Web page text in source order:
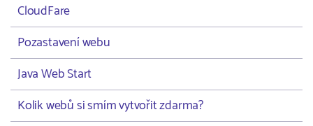
CloudFare
Pozastavení webu
Java Web Start
Kolik webů si smím vytvořit zdarma?